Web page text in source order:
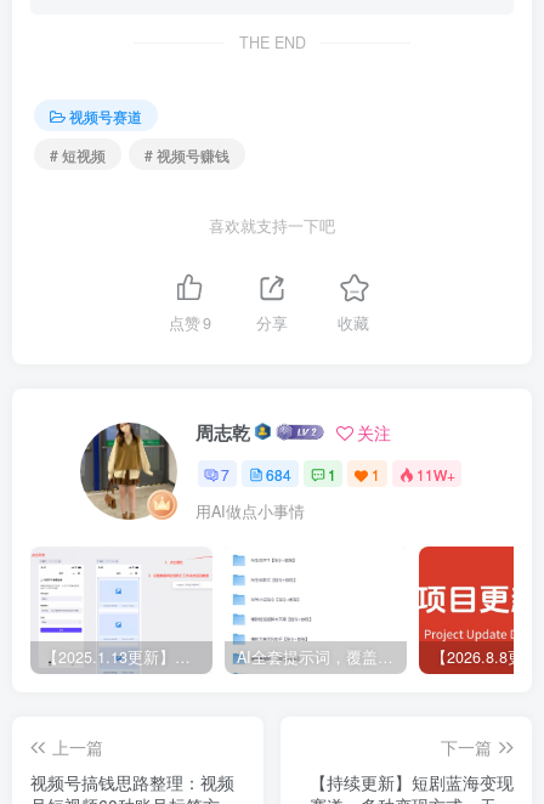
THE END
视频号赛道
# 短视频
# 视频号赚钱
喜欢就支持一下吧
点赞9 分享 收藏
周志乾 关注
7 684 1 1 11W+
用AI做点小事情
【2025.1.13更新】Coze应用实战 如何利用coze应用功能，开发一个小程序，并发布到微信 AI全套提示词，覆盖微头条、小说、短视频脚本等32+创作场景
上一篇
视频号搞钱思路整理：视频
下一篇
【持续更新】短剧蓝海变现